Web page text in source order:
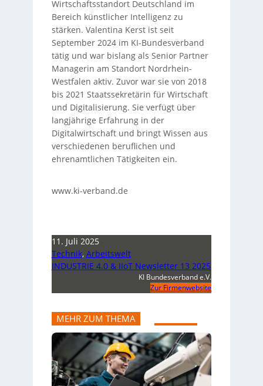
Wirtschaftsstandort Deutschland im
Bereich künstlicher Intelligenz zu
stärken. Valentina Kerst ist seit
September 2024 im KI-Bundesverband
tätig und war bislang als Senior Partner
Managerin am Standort Nordrhein-
Westfalen aktiv. Zuvor war sie von 2018
bis 2021 Staatssekretärin für Wirtschaft
und Digitalisierung. Sie verfügt über
langjährige Erfahrung in der
Digitalwirtschaft und bringt Wissen aus
verschiedenen beruflichen und
ehrenamtlichen Tätigkeiten ein.
www.ki-verband.de
11. Juli 2025
Technik, Arbeitswelt
INDUSTRIE 4.0 & IIoT Newsletter 13 2025
KI Bundesverband e.V.
Zur Firmenwebsite
MEHR ZUM THEMA